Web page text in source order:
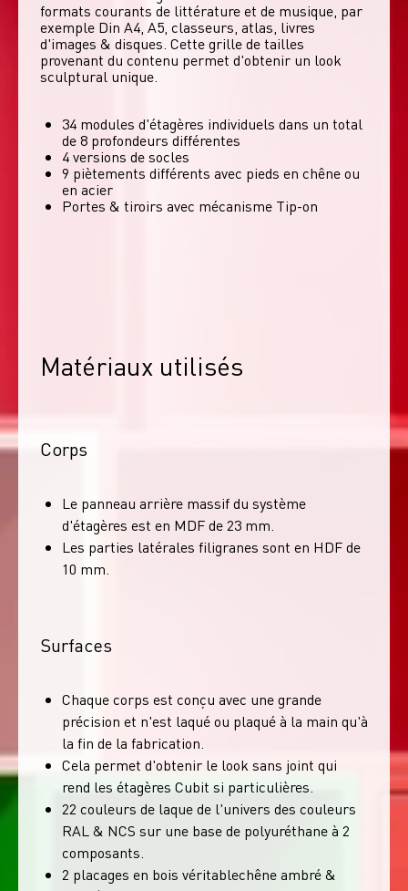
formats courants de littérature et de musique, par
exemple Din A4, A5, classeurs, atlas, livres
d'images & disques. Cette grille de tailles
provenant du contenu permet d'obtenir un look
sculptural unique.
34 modules d'étagères individuels dans un total
de 8 profondeurs différentes
4 versions de socles
9 piètements différents avec pieds en chêne ou
en acier
Portes & tiroirs avec mécanisme Tip-on
Matériaux utilisés
Corps
Le panneau arrière massif du système
d'étagères est en MDF de 23 mm.
Les parties latérales filigranes sont en HDF de
10 mm.
Surfaces
Chaque corps est conçu avec une grande
précision et n'est laqué ou plaqué à la main qu'à
la fin de la fabrication.
Cela permet d'obtenir le look sans joint qui
rend les étagères Cubit si particulières.
22 couleurs de laque de l'univers des couleurs
RAL & NCS sur une base de polyuréthane à 2
composants.
2 placages en bois véritablechêne ambré &